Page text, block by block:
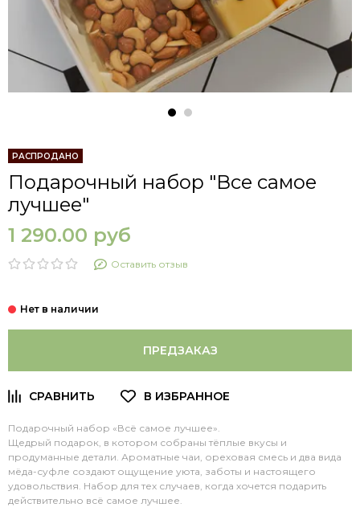
РАСПРОДАНО
Подарочный набор "Все самое
лучшее"
1 290.00 руб
Оставить отзыв
ПРЕДЗАКАЗ
Подарочный набор «Всё самое лучшее».
Щедрый подарок, в котором собраны тёплые вкусы и
продуманные детали. Ароматные чаи, ореховая смесь и два вида
мёда-суфле создают ощущение уюта, заботы и настоящего
удовольствия. Набор для тех случаев, когда хочется подарить
действительно всё самое лучшее.